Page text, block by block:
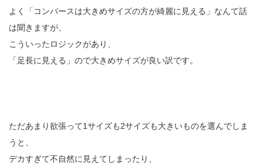
よく「コンバースは大きめサイズの方が綺麗に見える」なんて話
は聞きますが、
こういったロジックがあり、
「足長に見える」ので大きめサイズが良い訳です。
ただあまり欲張って1サイズも2サイズも大きいものを選んでしま
うと、
デカすぎて不自然に見えてしまったり、